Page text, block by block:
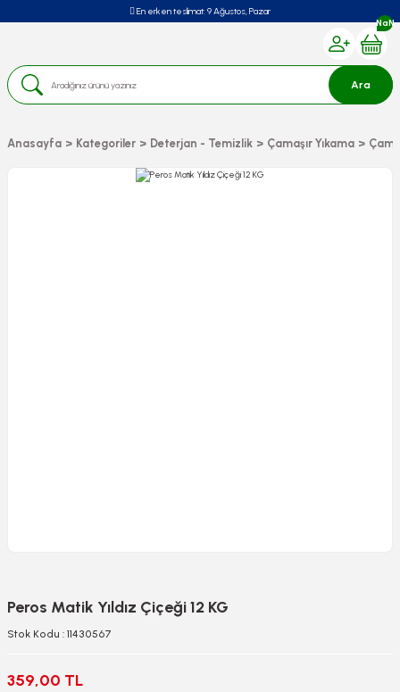
En erken teslimat: 9 Ağustos, Pazar
Ara
NaN
Anasayfa Kategoriler Deterjan - Temizlik Çamaşır Yıkama
Peros Matik Yıldız Çiçeği 12 KG
Stok Kodu : 11430567
359,00 TL